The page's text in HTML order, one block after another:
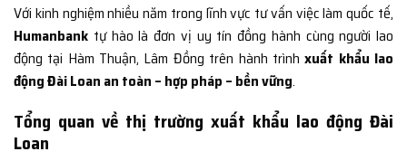
Với kinh nghiệm nhiều năm trong lĩnh vực tư vấn việc làm quốc tế,
Humanbank tự hào là đơn vị uy tín đồng hành cùng người lao
động tại Hàm Thuận, Lâm Đồng trên hành trìnhxuất khẩu lao
động Đài Loan an toàn – hợp pháp – bền vững.
Tổng quan về thị trường xuất khẩu lao động Đài
Loan